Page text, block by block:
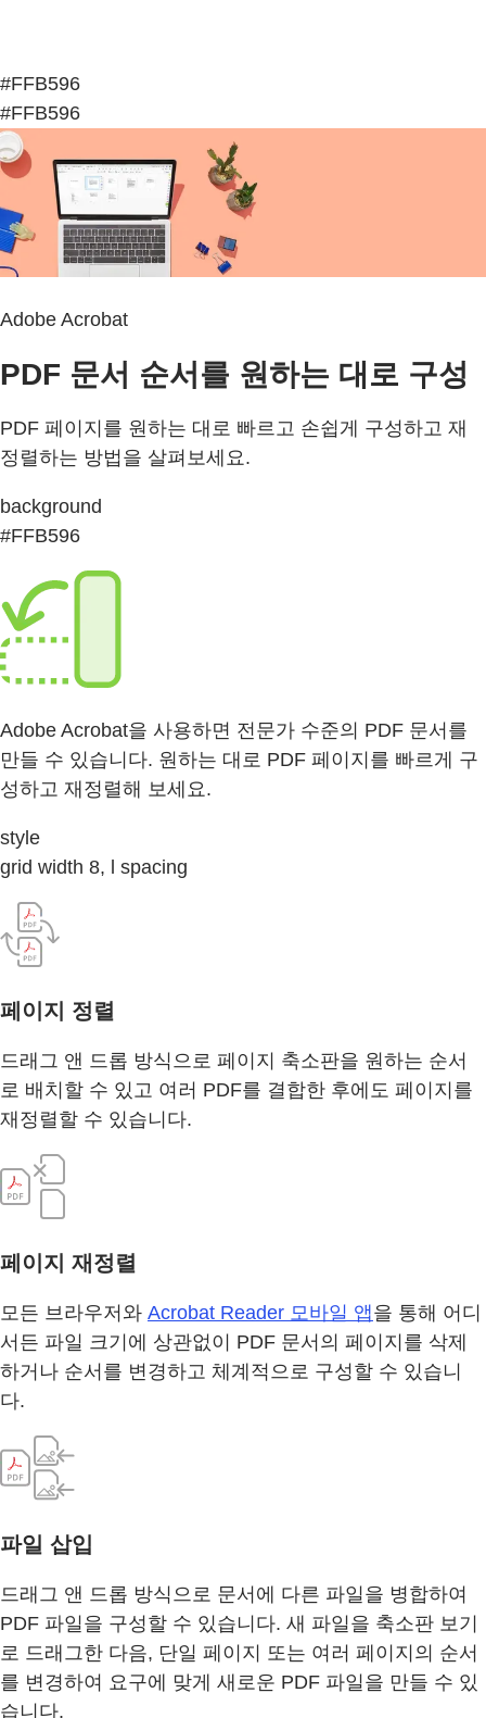
#FFB596
#FFB596
Adobe Acrobat
PDF 문서 순서를 원하는 대로 구성
PDF 페이지를 원하는 대로 빠르고 손쉽게 구성하고 재
정렬하는 방법을 살펴보세요.
background
#FFB596
Adobe Acrobat을 사용하면 전문가 수준의 PDF 문서를
만들 수 있습니다. 원하는 대로 PDF 페이지를 빠르게 구
성하고 재정렬해 보세요.
style
grid width 8, l spacing
페이지 정렬
드래그 앤 드롭 방식으로 페이지 축소판을 원하는 순서
로 배치할 수 있고 여러 PDF를 결합한 후에도 페이지를
재정렬할 수 있습니다.
페이지 재정렬
모든 브라우저와 Acrobat Reader 모바일 앱을 통해 어디
서든 파일 크기에 상관없이 PDF 문서의 페이지를 삭제
하거나 순서를 변경하고 체계적으로 구성할 수 있습니
다.
파일 삽입
드래그 앤 드롭 방식으로 문서에 다른 파일을 병합하여
PDF 파일을 구성할 수 있습니다. 새 파일을 축소판 보기
로 드래그한 다음, 단일 페이지 또는 여러 페이지의 순서
를 변경하여 요구에 맞게 새로운 PDF 파일을 만들 수 있
습니다.